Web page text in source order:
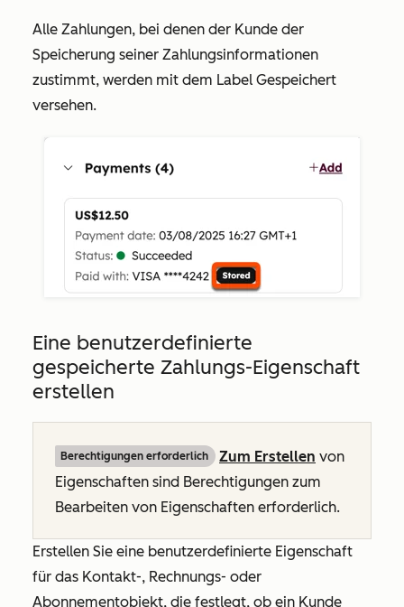
Alle Zahlungen, bei denen der Kunde der
Speicherung seiner Zahlungsinformationen
zustimmt, werden mit dem Label Gespeichert
versehen.
Eine benutzerdefinierte
gespeicherte Zahlungs-Eigenschaft
erstellen
Berechtigungen erforderlich Zum Erstellen von
Eigenschaften sind Berechtigungen zum
Bearbeiten von Eigenschaften erforderlich.
Erstellen Sie eine benutzerdefinierte Eigenschaft
für das Kontakt-, Rechnungs- oder
Abonnementobjekt, die festlegt, ob ein Kunde